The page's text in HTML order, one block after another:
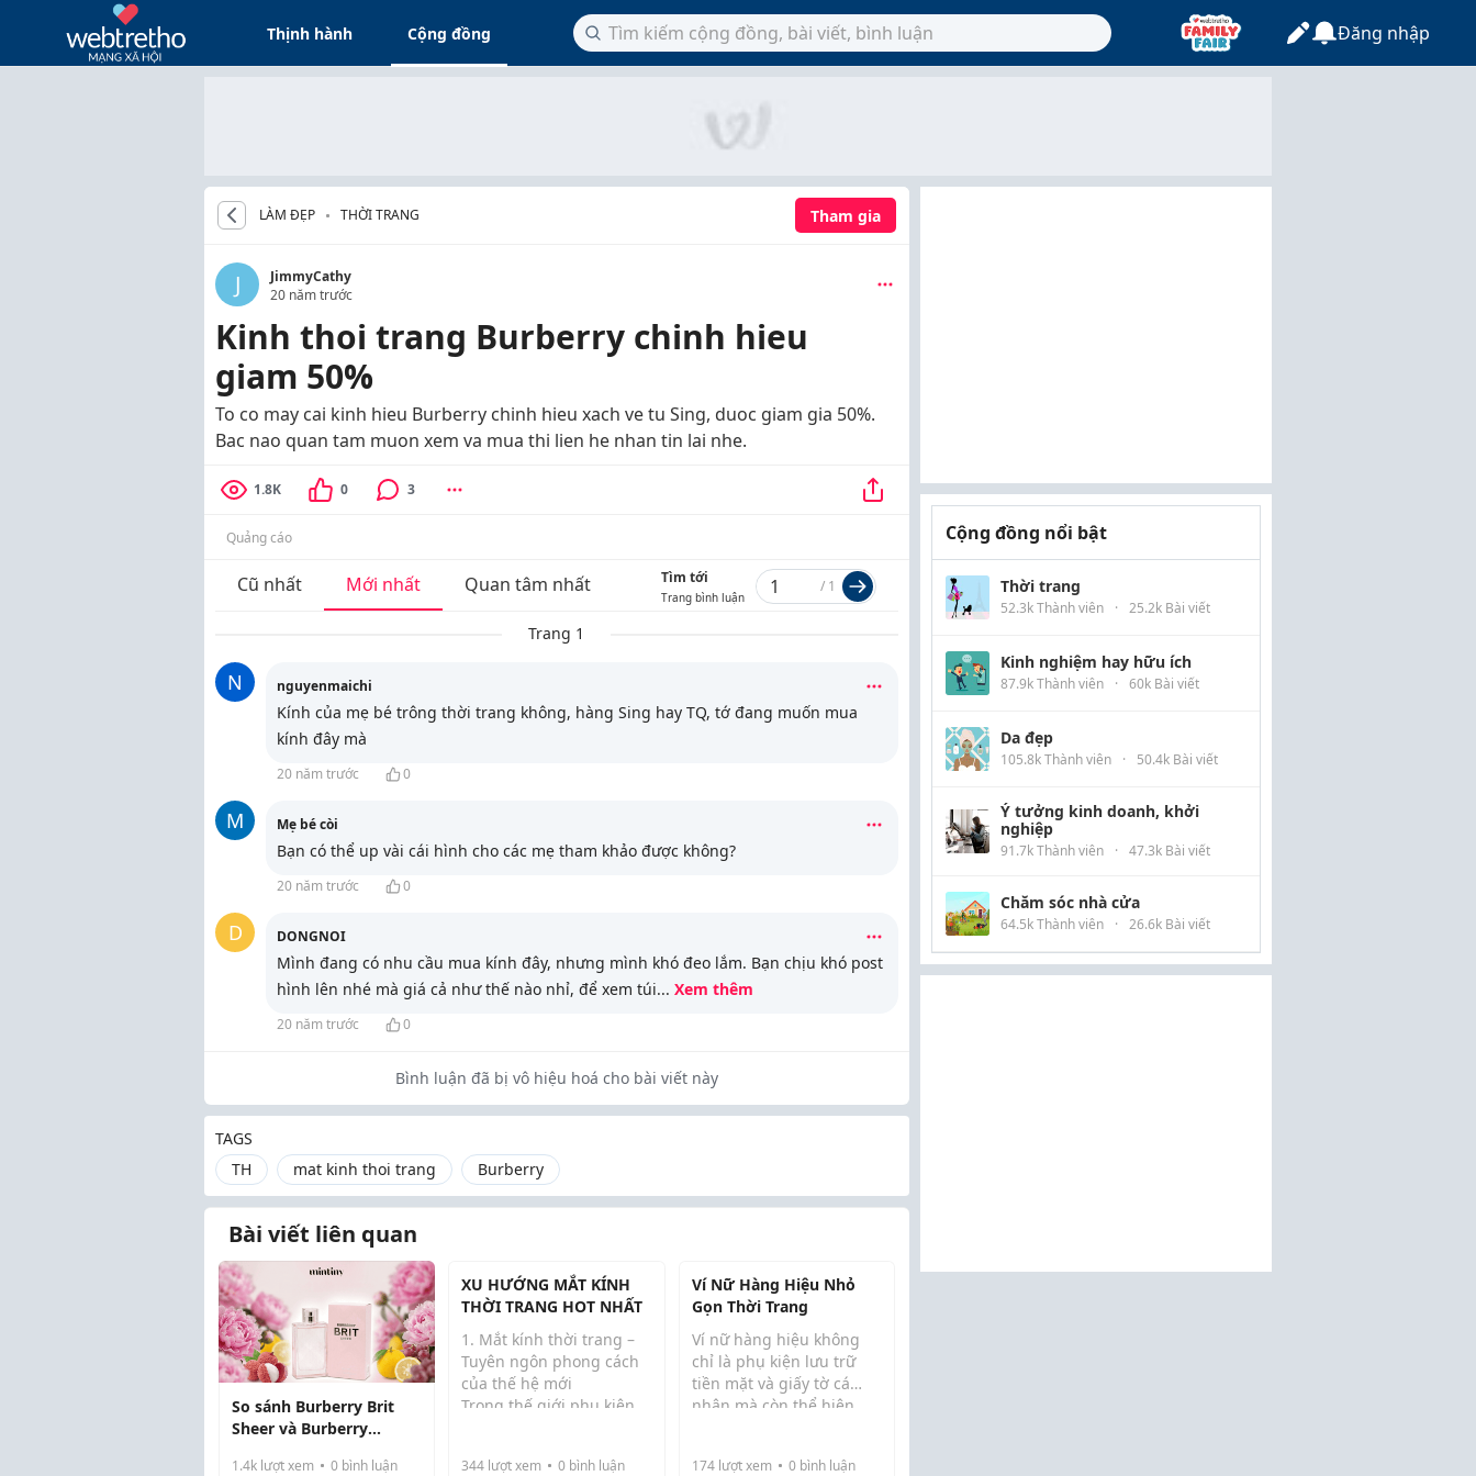
Thịnh hành Cộng đồng Đăng nhập
LÀM ĐẸP THỜI TRANG Tham gia
J
JimmyCathy
20 năm trước
Kinh thoi trang Burberry chinh hieu
giam 50%
To co may cai kinh hieu Burberry chinh hieu xach ve tu Sing, duoc giam gia 50%.
Bac nao quan tam muon xem va mua thi lien he nhan tin lai nhe.
1.8K 0 3
Quảng cáo
Cũ nhất Mới nhất Quan tâm nhất Tìm tới
Trang bình luận
/ 1
Trang 1
N nguyenmaichi
Kính của mẹ bé trông thời trang không, hàng Sing hay TQ, tớ đang muốn mua
kính đây mà
20 năm trước 0
M Mẹ bé còi
Bạn có thể up vài cái hình cho các mẹ tham khảo được không?
20 năm trước 0
D DONGNOI
Mình đang có nhu cầu mua kính đây, nhưng mình khó đeo lắm. Bạn chịu khó post
hình lên nhé mà giá cả như thế nào nhỉ, để xem túi... Xem thêm
20 năm trước 0
Bình luận đã bị vô hiệu hoá cho bài viết này
TAGS
TH
mat kinh thoi trang Burberry
Bài viết liên quan
So sánh Burberry Brit
Sheer và Burberry
1.4k lượt xem 0 bình luận
XU HƯỚNG MẮT KÍNH
THỜI TRANG HOT NHẤT
1. Mắt kính thời trang –
Tuyên ngôn phong cách
của thế hệ mới
Trong thế giới phụ kiện,
mạo khuôn mặt nhanh
344 lượt xem 0 bình luận
Ví Nữ Hàng Hiệu Nhỏ
Gọn Thời Trang
Ví nữ hàng hiệu không
chỉ là phụ kiện lưu trữ
tiền mặt và giấy tờ cá
nhân mà còn thể hiện
thiết kế nhỏ gọn, tinh tế
174lượt xem 0bình luận
Cộng đồng nổi bật
Thời trang
52.3k Thành viên · 25.2k Bài viết
Kinh nghiệm hay hữu ích
87.9k Thành viên · 60k Bài viết
Da đẹp
105.8k Thành viên · 50.4k Bài viết
Ý tưởng kinh doanh, khởi
nghiệp
91.7k Thành viên · 47.3k Bài viết
Chăm sóc nhà cửa
64.5k Thành viên · 26.6k Bài viết